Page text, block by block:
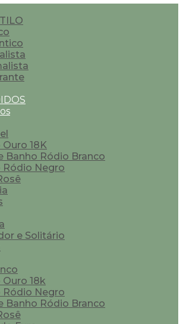
Ouro 18K
Banho Ródio Branco
Ródio Negro
e Solitário
Ouro 18k
Ródio Negro
Banho Ródio Branco